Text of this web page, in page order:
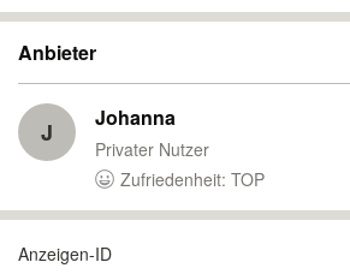
Anbieter
J Johanna
Privater Nutzer
Zufriedenheit: TOP
Anzeigen-ID